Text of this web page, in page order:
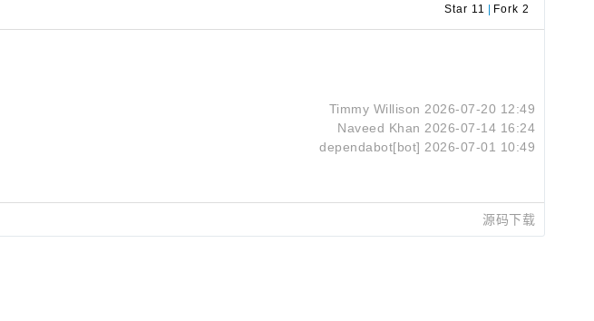
Star 11 Fork 2
Timmy Willison 2026-07-20 12:49
Naveed Khan 2026-07-14 16:24
dependabot[bot] 2026-07-01 10:49
源码下载